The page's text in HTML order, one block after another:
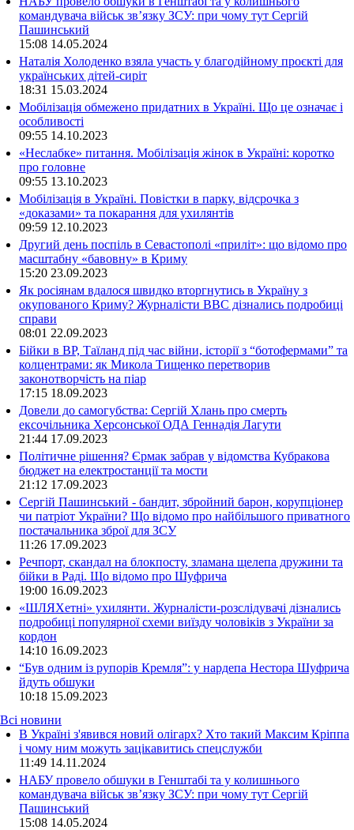
командувача військ зв’язку ЗСУ: при чому тут Сергій
Пашинський
15:08 14.05.2024
Наталія Холоденко взяла участь у благодійному проєкті для
українських дітей-сиріт
18:31 15.03.2024
Мобілізація обмежено придатних в Україні. Що це означає і
особливості
09:55 14.10.2023
«Неслабке» питання. Мобілізація жінок в Україні: коротко
про головне
09:55 13.10.2023
Мобілізація в Україні. Повістки в парку, відсрочка з
«доказами» та покарання для ухилянтів
09:59 12.10.2023
Другий день поспіль в Севастополі «приліт»: що відомо про
масштабну «бавовну» в Криму
15:20 23.09.2023
Як росіянам вдалося швидко вторгнутись в Україну з
окупованого Криму? Журналісти ВВС дізнались подробиці
справи
08:01 22.09.2023
Бійки в ВР, Таїланд під час війни, історії з “ботофермами” та
колцентрами: як Микола Тищенко перетворив
законотворчість на піар
17:15 18.09.2023
Довели до самогубства: Сергій Хлань про смерть
ексочільника Херсонської ОДА Геннадія Лагути
21:44 17.09.2023
Політичне рішення? Єрмак забрав у відомства Кубракова
бюджет на електростанції та мости
21:12 17.09.2023
Сергій Пашинський - бандит, збройний барон, корупціонер
чи патріот України? Що відомо про найбільшого приватного
постачальника зброї для ЗСУ
11:26 17.09.2023
Речпорт, скандал на блокпосту, зламана щелепа дружини та
бійки в Раді. Що відомо про Шуфрича
19:00 16.09.2023
«ШЛЯХетні» ухилянти. Журналісти-розслідувачі дізнались
подробиці популярної схеми виїзду чоловіків з України за
кордон
14:10 16.09.2023
“Був одним із рупорів Кремля”: у нардепа Нестора Шуфрича
йдуть обшуки
10:18 15.09.2023
Всі новини
В Україні з'явився новий олігарх? Хто такий Максим Кріппа
і чому ним можуть зацікавитись спецслужби
11:49 14.11.2024
НАБУ провело обшуки в Генштабі та у колишнього
командувача військ зв’язку ЗСУ: при чому тут Сергій
Пашинський
15:08 14.05.2024